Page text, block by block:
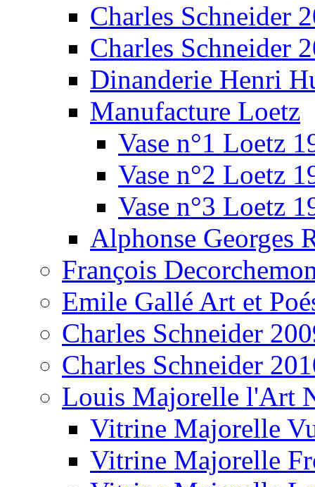
Charles Schneider
Charles Schneider
Dinanderie Henri
Manufacture Loetz
Vase n°1 Loetz
Vase n°2 Loetz
Vase n°3 Loetz
Alphonse Georges
François
Emile Gallé Art et
Charles Schneider
Charles Schneider
Louis Majorelle l'Art
Vitrine Majorelle
Vitrine Majorelle